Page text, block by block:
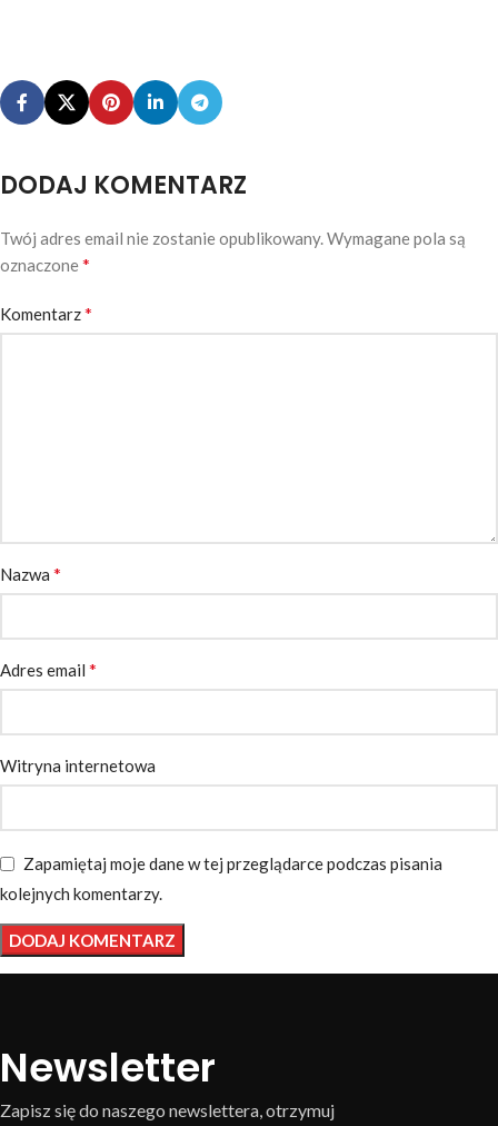
DODAJ KOMENTARZ
Twój adres email nie zostanie opublikowany.Wymagane pola są
oznaczone*
Komentarz*
Nazwa *
Adres email *
Witryna internetowa
Zapamiętaj moje dane w tej przeglądarce podczas pisania
kolejnych komentarzy.
Newsletter
Zapisz się do naszego newslettera, otrzymuj